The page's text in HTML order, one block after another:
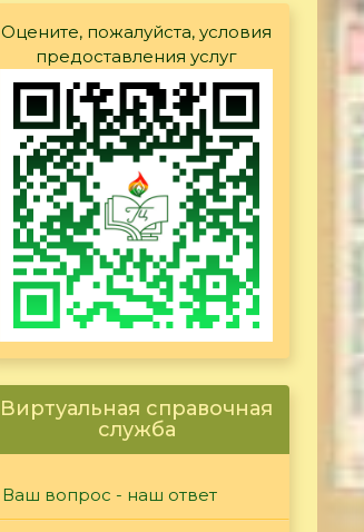
Оцените, пожалуйста, условия
предоставления услуг
Виртуальная справочная
служба
Ваш вопрос - наш ответ